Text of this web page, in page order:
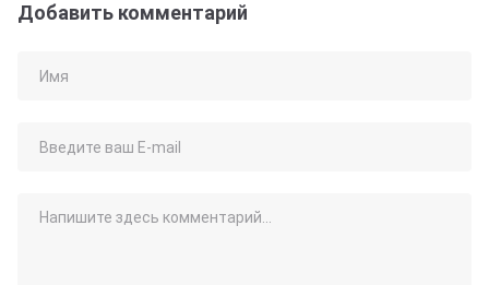
Добавить комментарий